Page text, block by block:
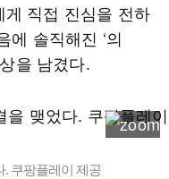
게 직접 진심을 전하
에 솔직해진 ‘의
을 남겼다.
쿠팡플레이 제공